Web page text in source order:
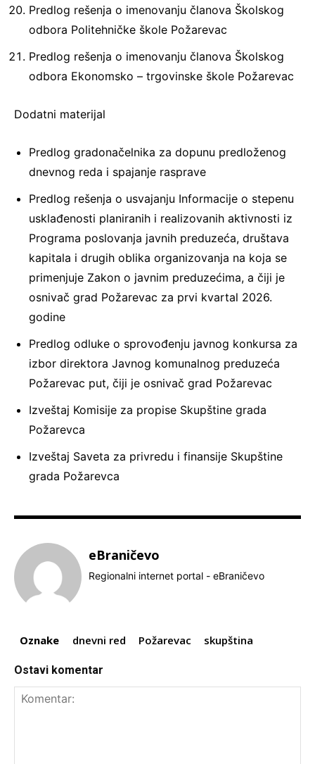
Predlog rešenja o imenovanju članova Školskog
odbora Politehničke škole Požarevac
Predlog rešenja o imenovanju članova Školskog
odbora Ekonomsko – trgovinske škole Požarevac
Dodatni materijal
Predlog gradonačelnika za dopunu predloženog
dnevnog reda i spajanje rasprave
Predlog rešenja o usvajanju Informacije o stepenu
usklađenosti planiranih i realizovanih aktivnosti iz
Programa poslovanja javnih preduzeća, društava
kapitala i drugih oblika organizovanja na koja se
primenjuje Zakon o javnim preduzećima, a čiji je
osnivač grad Požarevac za prvi kvartal 2026.
godine
Predlog odluke o sprovođenju javnog konkursa za
izbor direktora Javnog komunalnog preduzeća
Požarevac put, čiji je osnivač grad Požarevac
Izveštaj Komisije za propise Skupštine grada
Požarevca
Izveštaj Saveta za privredu i finansije Skupštine
grada Požarevca
eBraničevo
Regionalni internet portal - eBraničevo
Oznake dnevni red Požarevac skupština
Ostavi komentar